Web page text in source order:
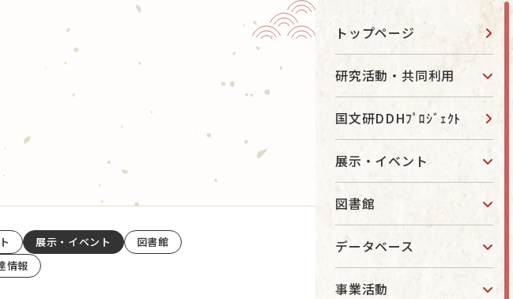
トップページ
研究活動・共同利用
国文研DDHﾌﾟﾛｼﾞｪｸﾄ
展示・イベント
図書館
データベース
事業活動
国文研について
館長あいさつ
大規模学術フロンティア促進事業
学術交流協定
情報公開
賛助会 寄附について
お知らせ
アクセス
当サイトについて
目的別ナビ
研究について知りたい
展示・イベント
図書館
情報